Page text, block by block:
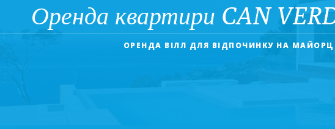
Оренда квартири CAN
ОРЕНДА ВІЛЛ ДЛЯ ВІДПОЧИНКУ НА